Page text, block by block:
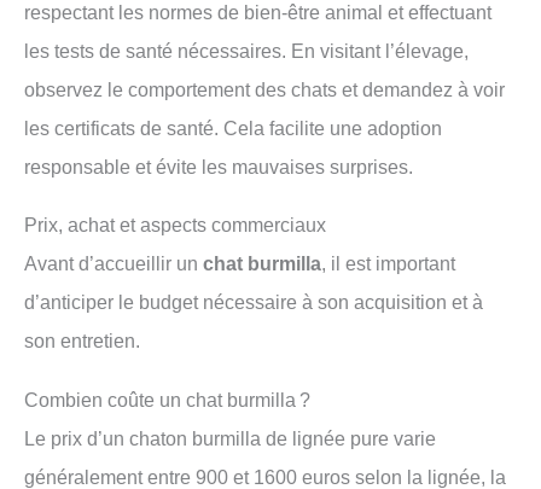
respectant les normes de bien-être animal et effectuant
les tests de santé nécessaires. En visitant l’élevage,
observez le comportement des chats et demandez à voir
les certificats de santé. Cela facilite une adoption
responsable et évite les mauvaises surprises.
Prix, achat et aspects commerciaux
Avant d’accueillir un chat burmilla, il est important
d’anticiper le budget nécessaire à son acquisition et à
son entretien.
Combien coûte un chat burmilla ?
Le prix d’un chaton burmilla de lignée pure varie
généralement entre 900 et 1600 euros selon la lignée, la